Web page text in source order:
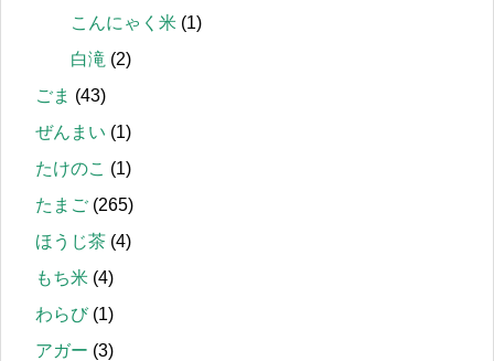
こんにゃく米 (1)
白滝 (2)
ごま (43)
ぜんまい (1)
たけのこ (1)
たまご (265)
ほうじ茶 (4)
もち米 (4)
わらび(1)
アガー (3)